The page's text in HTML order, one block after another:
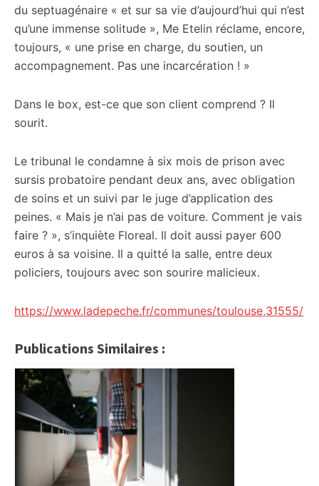
du septuagénaire « et sur sa vie d’aujourd’hui qui n’est
qu’une immense solitude », Me Etelin réclame, encore,
toujours, « une prise en charge, du soutien, un
accompagnement. Pas une incarcération ! »
Dans le box, est-ce que son client comprend ? Il
sourit.
Le tribunal le condamne à six mois de prison avec
sursis probatoire pendant deux ans, avec obligation
de soins et un suivi par le juge d’application des
peines. « Mais je n’ai pas de voiture. Comment je vais
faire ? », s’inquiète Floreal. Il doit aussi payer 600
euros à sa voisine. Il a quitté la salle, entre deux
policiers, toujours avec son sourire malicieux.
https://www.ladepeche.fr/communes/toulouse,31555/
Publications Similaires :